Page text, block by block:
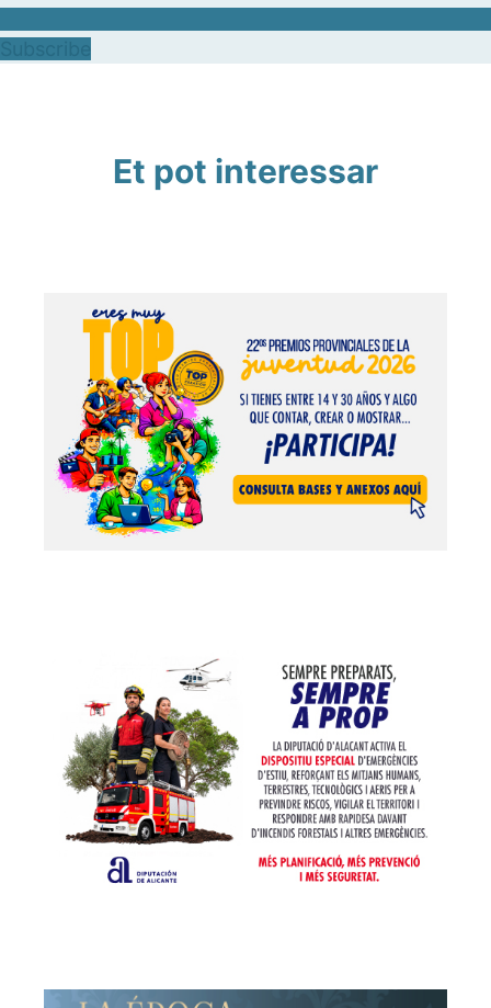
Et pot interessar